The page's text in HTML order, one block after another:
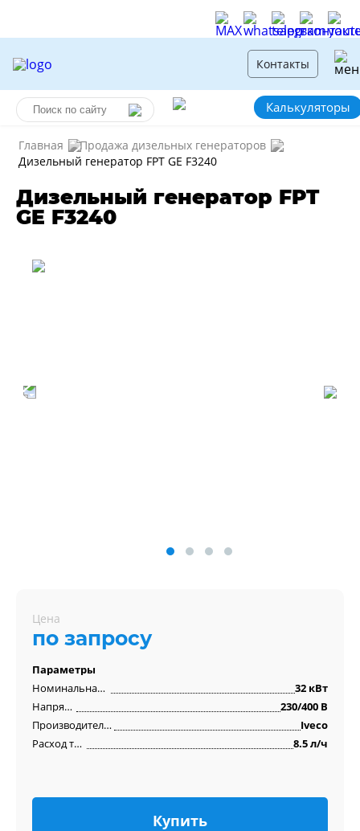
Контакты
Калькуляторы
Главная
Продажа дизельных генераторов
Дизельный генератор FPT GE F3240
Дизельный генератор FPT
GE F3240
Цена
по запросу
Параметры
Номинальная мощность
32 кВт
Напряжение
230/400 В
Производитель двигателя
Iveco
Расход топлива
8.5 л/ч
Купить